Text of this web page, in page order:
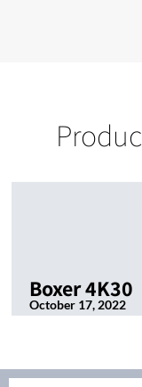
Boxer 4K30
October 17, 2022